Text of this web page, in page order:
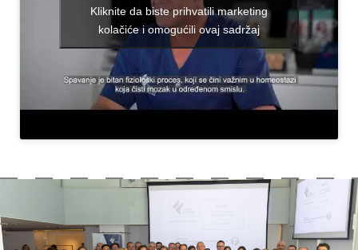
Kliknite da biste prihvatili marketing
kolačiće i omogućili ovaj sadržaj